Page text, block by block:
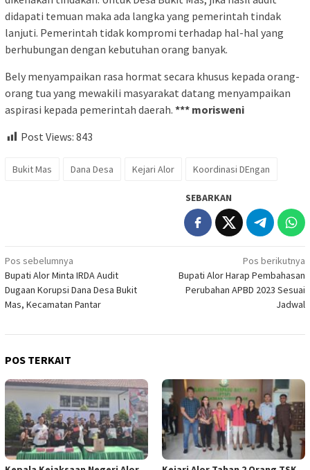
didapati temuan maka ada langka yang pemerintah tindak
lanjuti. Pemerintah tidak kompromi terhadap hal-hal yang
berhubungan dengan kebutuhan orang banyak.
Bely menyampaikan rasa hormat secara khusus kepada orang-
orang tua yang mewakili masyarakat datang menyampaikan
aspirasi kepada pemerintah daerah. *** morisweni
Post Views: 843
Bukit Mas Dana Desa Kejari Alor Koordinasi DEngan
SEBARKAN
Navigasi
pos
Pos sebelumnya
Bupati Alor Minta IRDA Audit
Dugaan Korupsi Dana Desa Bukit
Mas, Kecamatan Pantar
Pos berikutnya
Bupati Alor Harap Pembahasan
Perubahan APBD 2023 Sesuai
Jadwal
POS TERKAIT